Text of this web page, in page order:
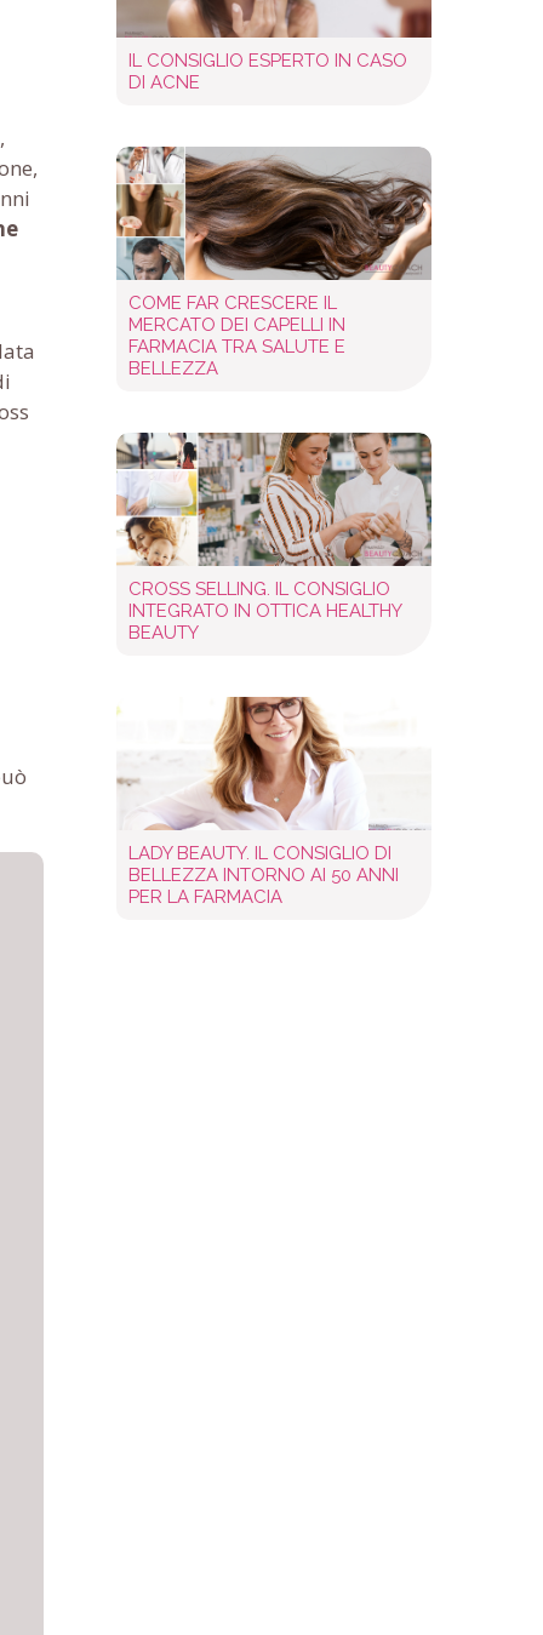
IL CONSIGLIO ESPERTO IN CASO
DI ACNE
COME FAR CRESCERE IL
MERCATO DEI CAPELLI IN
FARMACIA TRA SALUTE E
BELLEZZA
CROSS SELLING. IL CONSIGLIO
INTEGRATO IN OTTICA HEALTHY
BEAUTY
LADY BEAUTY. IL CONSIGLIO DI
BELLEZZA INTORNO AI 50 ANNI
PER LA FARMACIA